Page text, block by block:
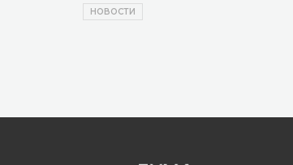
НОВОСТИ